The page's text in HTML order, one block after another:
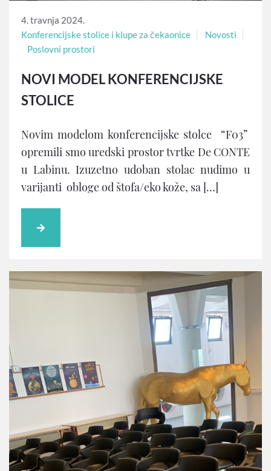
4. travnja 2024.
Konferencijske stolice i klupe za čekaonice
Novosti
Poslovni prostori
NOVI MODEL KONFERENCIJSKE
STOLICE
Novim modelom konferencijske stolce “F03”
opremili smo uredski prostor tvrtke De CONTE
u Labinu. Izuzetno udoban stolac nudimo u
varijanti obloge od štofa/eko kože, sa […]